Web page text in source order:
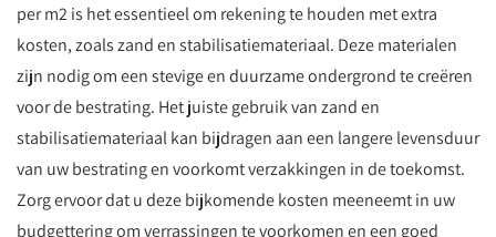
per m2 is het essentieel om rekening te houden met extra
kosten, zoals zand en stabilisatiemateriaal. Deze materialen
zijn nodig om een stevige en duurzame ondergrond te creëren
voor de bestrating. Het juiste gebruik van zand en
stabilisatiemateriaal kan bijdragen aan een langere levensduur
van uw bestrating en voorkomt verzakkingen in de toekomst.
Zorg ervoor dat u deze bijkomende kosten meeneemt in uw
budgettering om verrassingen te voorkomen en een goed